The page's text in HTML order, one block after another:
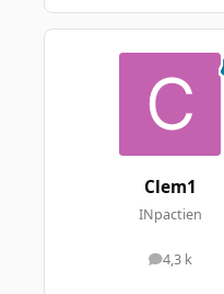
Clem1
INpactien
4,3 k
messages